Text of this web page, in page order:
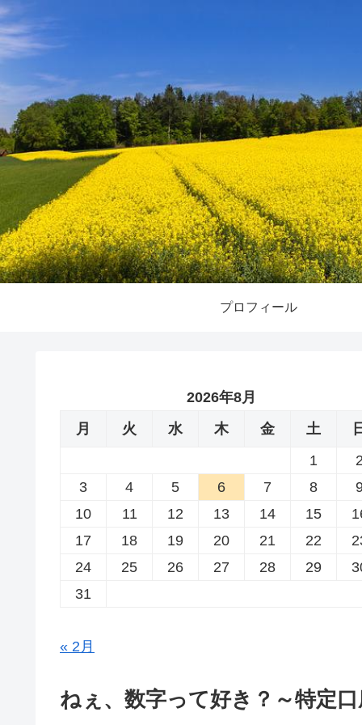
プロフィール
2026年8月
月
火 水 木 金 土
1
3
4 5 6 7 8
10
11 12 13 14 15
17
18 19 20 21 22
24
25 26 27 28 29
31
« 2月
ねぇ、数字って好き？～特定